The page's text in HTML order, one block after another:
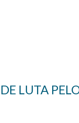
LUTA